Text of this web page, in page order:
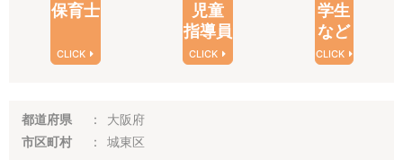
保育士
CLICK
児童
指導員
CLICK
学生
など
CLICK
都道府県
大阪府
市区町村
城東区